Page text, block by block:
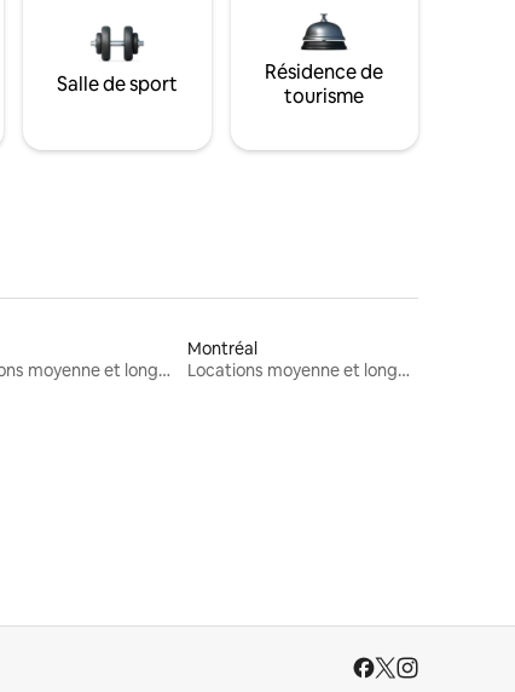
Salle de sport
Résidence de
tourisme
Locations moyenne et longue durée
Montréal
Locations moyenne et longue durée